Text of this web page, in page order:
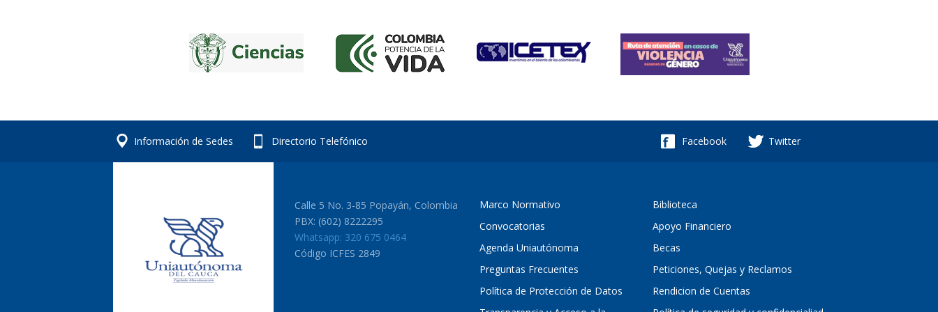
Información de Sedes Directorio Telefónico Facebook Twitter
Calle 5 No. 3-85 Popayán, Colombia
PBX: (602) 8222295
Whatsapp: 320 675 0464
Código ICFES 2849
Marco Normativo
Biblioteca
Convocatorias
Apoyo Financiero
Agenda Uniautónoma
Becas
Preguntas Frecuentes
Peticiones, Quejas y Reclamos
Política de Protección de Datos
Rendicion de Cuentas